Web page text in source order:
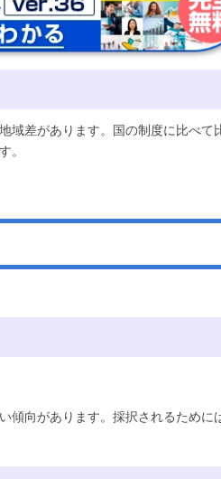
域差があります。国の制度に比べて
。
傾向があります。採択されるために